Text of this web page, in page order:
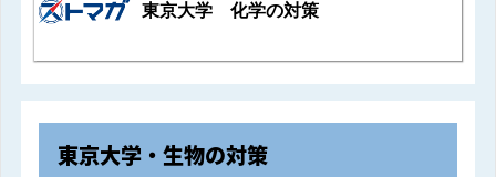
東京大学 化学の対策
東京大学・生物の対策